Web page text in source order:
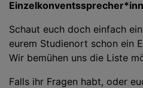
Schaut euch doch einfach
eurem Studienort schon ein
Wir bemühen uns die Liste
Falls ihr Fragen habt, oder